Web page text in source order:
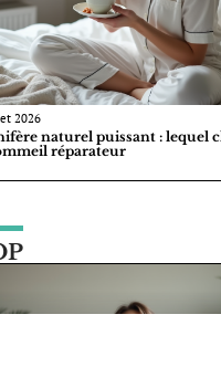
2026
naturel puissant : lequel
réparateur